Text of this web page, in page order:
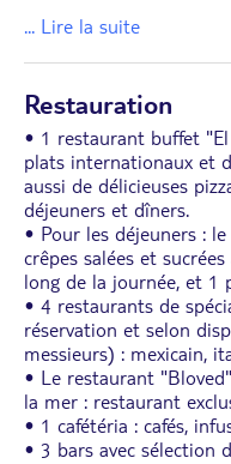
... Lire la suite
Restauration
• 1 restaurant buffet
plats internationaux et
aussi de délicieuses
déjeuners et dîners.
• Pour les déjeuners :
crêpes salées et
long de la journée, et 1
• 4 restaurants de
réservation et selon
messieurs) : mexicain,
• Le restaurant
la mer : restaurant
• 1 cafétéria : cafés,
• 3 bars avec sélection